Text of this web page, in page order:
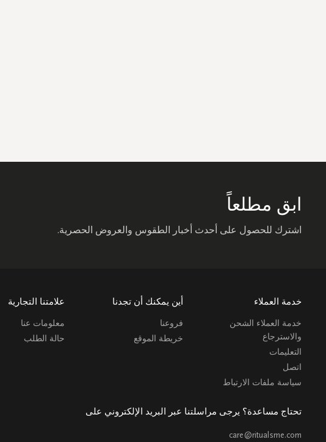
ابق مطلعاً
اشترك للحصول على أحدث أخبار الطقوس والعروض الحصرية.
خدمة العملاء
خدمة العملاء الشحن
والاسترجاع
التعليمات
اتصل
سياسة ملفات الارتباط
أين يمكنك أن تجدنا
فروعنا
خريطة الموقع
علامتنا التجارية
معلومات عنا
حالة الطلب
تحتاج مساعدة؟ يرجى مراسلتنا عبر البريد الإلكتروني على
care@ritualsme.com